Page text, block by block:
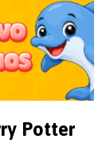
Potter